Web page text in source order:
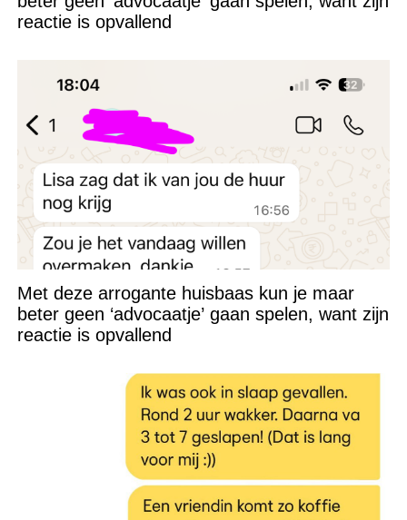
reactie is opvallend
Met deze arrogante huisbaas kun je maar
beter geen ‘advocaatje’ gaan spelen, want zijn
reactie is opvallend